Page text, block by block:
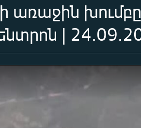
առաջին
|